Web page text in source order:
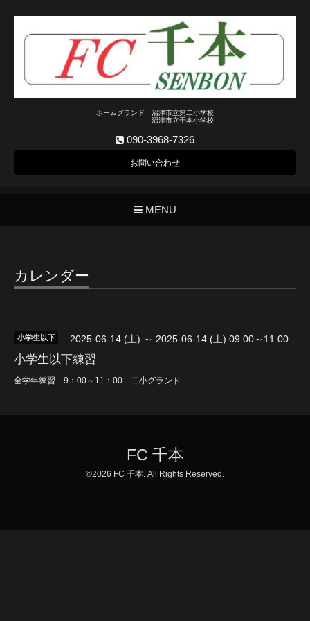
ホームグランド 沼津市立第二小学校
沼津市立千本小学校
090-3968-7326
お問い合わせ
MENU
カレンダー
小学生以下 2025-06-14 (土) ～ 2025-06-14 (土) 09:00～11:00
小学生以下練習
全学年練習 9：00～11：00 二小グランド
FC 千本
©2026 FC 千本 . All Rights Reserved.